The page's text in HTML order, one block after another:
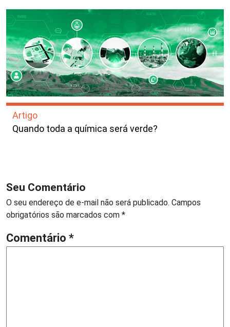
Artigo
Quando toda a química será verde?
Seu Comentário
O seu endereço de e-mail não será publicado. Campos
obrigatórios são marcados com *
Comentário *